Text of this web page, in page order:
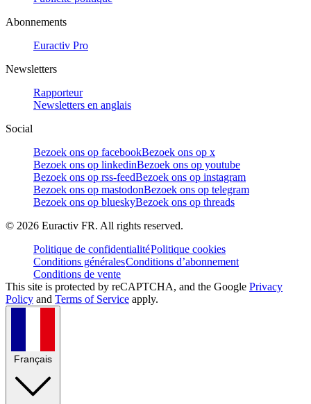
Abonnements
Euractiv Pro
Newsletters
Rapporteur
Newsletters en anglais
Social
Bezoek ons op facebookBezoek ons op x
Bezoek ons op linkedinBezoek ons op youtube
Bezoek ons op rss-feedBezoek ons op instagram
Bezoek ons op mastodonBezoek ons op telegram
Bezoek ons op blueskyBezoek ons op threads
© 2026 Euractiv FR. All rights reserved.
Politique de confidentialitéPolitique cookies
Conditions généralesConditions d’abonnement
Conditions de vente
This site is protected by reCAPTCHA, and the Google Privacy
Policy and Terms of Service apply.
Français